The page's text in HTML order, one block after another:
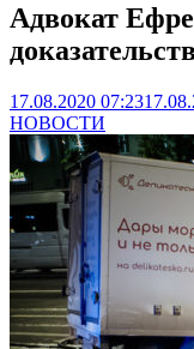
Адвокат
17.08.2020 07:23
НОВОСТИ